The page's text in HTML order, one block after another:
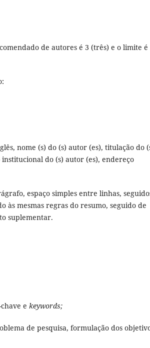
de autores é 3 (três) e o limite é
nome (s) do (s) autor (es), titulação do
do (s) autor (es), endereço
espaço simples entre linhas,
às mesmas regras do resumo, seguido de
suplementar.
e keywords;
de pesquisa, formulação dos